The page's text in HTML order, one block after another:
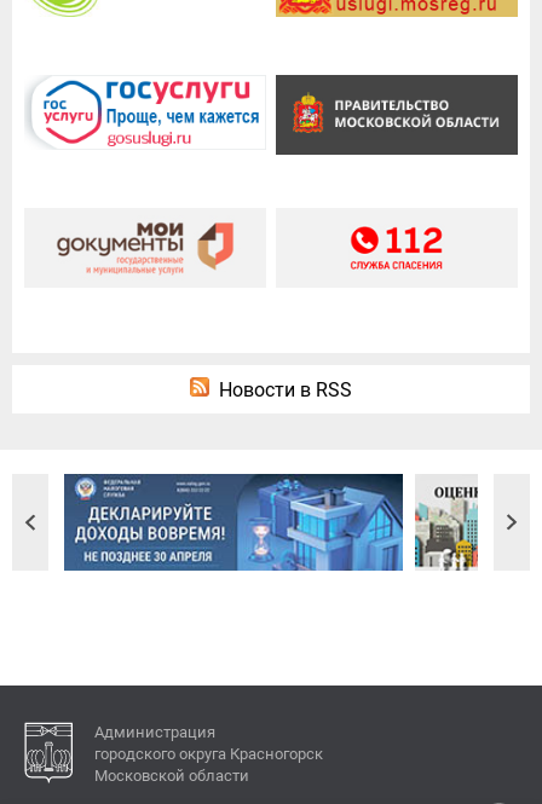
Новости в RSS
Администрация
городского округа Красногорск
Московской области